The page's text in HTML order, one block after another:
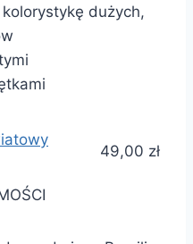
dużych,
49,00 zł